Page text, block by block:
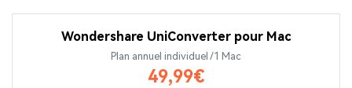
Wondershare UniConverter pour Mac
Plan annuel individuel /1 Mac
49,99€